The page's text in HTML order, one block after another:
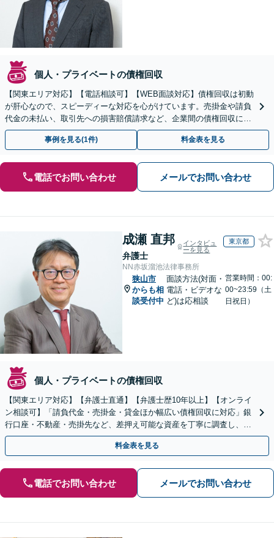
個人・プライベートの債権回収
【関東エリア対応】【電話相談可】【WEB面談対応】債権回収は初動
が肝心なので、スピーディーな対応を心がけています。売掛金や請負
代金の未払い、取引先への損害賠償請求など、企業間の債権回収に幅
広く対応「フリーランスの報酬未払いもご相談ください」
事例を見る(1件) 料金表を見る
電話でお問い合わせ メールでお問い合わせ
成瀬 直邦
弁護士
インタビュ
ーを見る
東京都
NN赤坂溜池法律事務所
狭山市
からも相
談受付中
面談方法(対面・
電話・ビデオな
ど)は応相談
営業時間：00:
00~23:59（土
日祝日）
個人・プライベートの債権回収
【関東エリア対応】【弁護士直通】【弁護士歴10年以上】【オンライ
ン相談可】「請負代金・売掛金・貸金ほか幅広い債権回収に対応」銀
行口座・不動産・売掛先など、差押え可能な資産を丁寧に調査し、効
果的な手続きを選択します【休日・夜間相談可】
料金表を見る
電話でお問い合わせ メールでお問い合わせ